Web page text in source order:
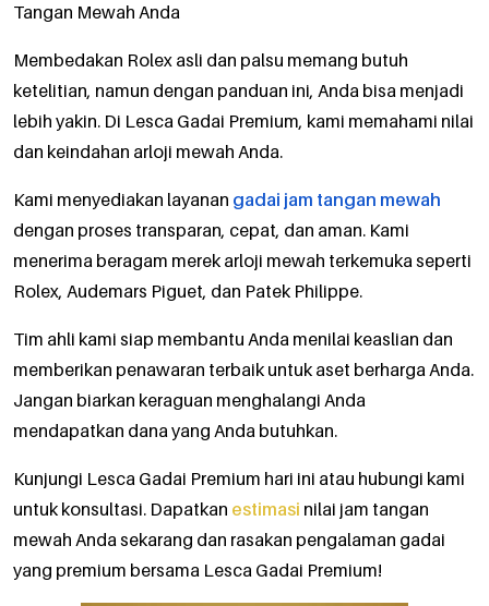
Tangan Mewah Anda
Membedakan Rolex asli dan palsu memang butuh
ketelitian, namun dengan panduan ini, Anda bisa menjadi
lebih yakin. Di Lesca Gadai Premium, kami memahami nilai
dan keindahan arloji mewah Anda.
Kami menyediakan layanan gadai jam tangan mewah
dengan proses transparan, cepat, dan aman. Kami
menerima beragam merek arloji mewah terkemuka seperti
Rolex, Audemars Piguet, dan Patek Philippe.
Tim ahli kami siap membantu Anda menilai keaslian dan
memberikan penawaran terbaik untuk aset berharga Anda.
Jangan biarkan keraguan menghalangi Anda
mendapatkan dana yang Anda butuhkan.
Kunjungi Lesca Gadai Premium hari ini atau hubungi kami
untuk konsultasi. Dapatkan estimasi nilai jam tangan
mewah Anda sekarang dan rasakan pengalaman gadai
yang premium bersama Lesca Gadai Premium!